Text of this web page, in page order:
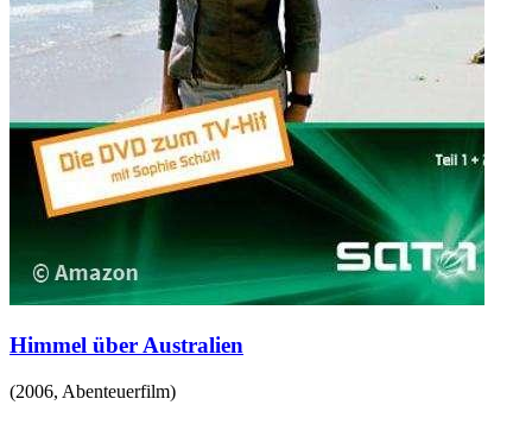
Himmel über Australien
(2006, Abenteuerfilm)